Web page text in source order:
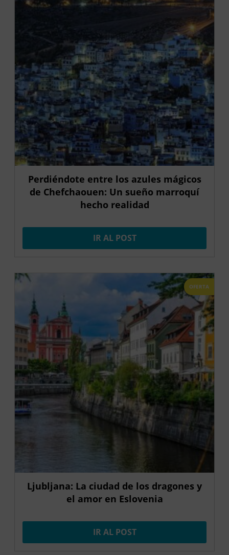
Perdiéndote entre los azules mágicos
de Chefchaouen: Un sueño marroquí
hecho realidad
IR AL POST
OFERTA
Ljubljana: La ciudad de los dragones y
el amor en Eslovenia
IR AL POST